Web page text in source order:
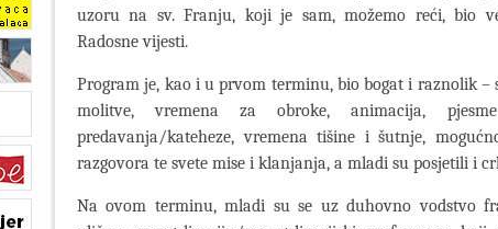
uzoru na sv. Franju, koji je sam, možemo reći, bio
Radosne vijesti.
Program je, kao i u prvom terminu, bio bogat i raznolik –
molitve, vremena za obroke, animacija,
predavanja/kateheze, vremena tišine i šutnje,
razgovora te svete mise i klanjanja, a mladi su posjetili i
Na ovom terminu, mladi su se uz duhovno vodstvo